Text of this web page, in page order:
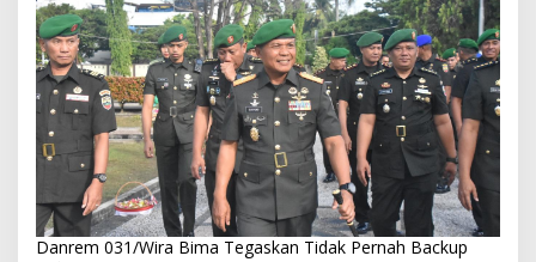
Danrem 031/Wira Bima Tegaskan Tidak Pernah Backup